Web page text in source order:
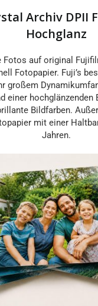
Archiv DPII
Hochglanz
Fotos auf original
Fotopapier. Fuji’s
großem
einer hochglänzenden
Bildfarben.
mit einer
Jahren.